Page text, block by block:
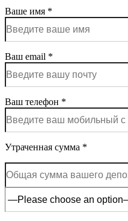
Ваше имя *
Ваш email *
Ваш телефон *
Утраченная сумма *